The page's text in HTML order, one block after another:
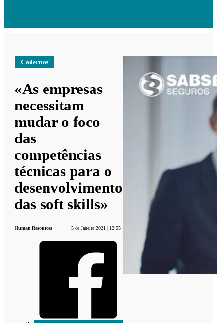
Cadernos
«As empresas
necessitam
mudar o foco
das
competências
técnicas para o
desenvolvimento
das soft skills»
Human Resources 5 de Janeiro 2021 | 12:55